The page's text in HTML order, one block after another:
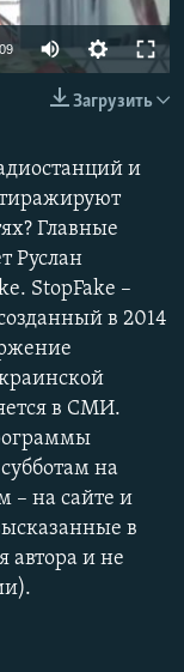
Загрузить
и
Главные
Руслан
StopFake –
в 2014
в СМИ.
на
– на сайте и
в
автора и не